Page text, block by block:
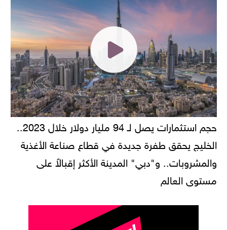
الخليج يحقق طفرة جديدة في قطاع صناعة الأغذية
والمشروبات.. و"دبي" المدينة الأكثر إقبالاً على
مستوى العالم